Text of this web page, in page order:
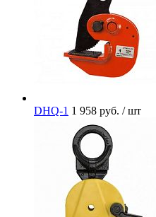
DHQ-1 1 958 руб. / шт